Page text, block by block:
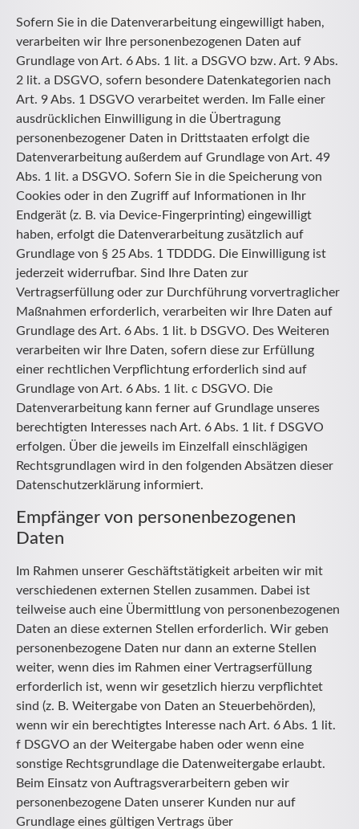
Sofern Sie in die Datenverarbeitung eingewilligt haben,
verarbeiten wir Ihre personenbezogenen Daten auf
Grundlage von Art. 6 Abs. 1 lit. a DSGVO bzw. Art. 9 Abs.
2 lit. a DSGVO, sofern besondere Datenkategorien nach
Art. 9 Abs. 1 DSGVO verarbeitet werden. Im Falle einer
ausdrücklichen Einwilligung in die Übertragung
personenbezogener Daten in Drittstaaten erfolgt die
Datenverarbeitung außerdem auf Grundlage von Art. 49
Abs. 1 lit. a DSGVO. Sofern Sie in die Speicherung von
Cookies oder in den Zugriff auf Informationen in Ihr
Endgerät (z. B. via Device-Fingerprinting) eingewilligt
haben, erfolgt die Datenverarbeitung zusätzlich auf
Grundlage von § 25 Abs. 1 TDDDG. Die Einwilligung ist
jederzeit widerrufbar. Sind Ihre Daten zur
Vertragserfüllung oder zur Durchführung vorvertraglicher
Maßnahmen erforderlich, verarbeiten wir Ihre Daten auf
Grundlage des Art. 6 Abs. 1 lit. b DSGVO. Des Weiteren
verarbeiten wir Ihre Daten, sofern diese zur Erfüllung
einer rechtlichen Verpflichtung erforderlich sind auf
Grundlage von Art. 6 Abs. 1 lit. c DSGVO. Die
Datenverarbeitung kann ferner auf Grundlage unseres
berechtigten Interesses nach Art. 6 Abs. 1 lit. f DSGVO
erfolgen. Über die jeweils im Einzelfall einschlägigen
Rechtsgrundlagen wird in den folgenden Absätzen dieser
Datenschutzerklärung informiert.
Empfänger von personenbezogenen
Daten
Im Rahmen unserer Geschäftstätigkeit arbeiten wir mit
verschiedenen externen Stellen zusammen. Dabei ist
teilweise auch eine Übermittlung von personenbezogenen
Daten an diese externen Stellen erforderlich. Wir geben
personenbezogene Daten nur dann an externe Stellen
weiter, wenn dies im Rahmen einer Vertragserfüllung
erforderlich ist, wenn wir gesetzlich hierzu verpflichtet
sind (z. B. Weitergabe von Daten an Steuerbehörden),
wenn wir ein berechtigtes Interesse nach Art. 6 Abs. 1 lit.
f DSGVO an der Weitergabe haben oder wenn eine
sonstige Rechtsgrundlage die Datenweitergabe erlaubt.
Beim Einsatz von Auftragsverarbeitern geben wir
personenbezogene Daten unserer Kunden nur auf
Grundlage eines gültigen Vertrags über